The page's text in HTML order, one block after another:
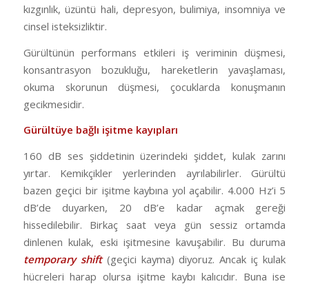
kızgınlık, üzüntü hali, depresyon, bulimiya, insomniya ve
cinsel isteksizliktir.
Gürültünün performans etkileri iş veriminin düşmesi,
konsantrasyon bozukluğu, hareketlerin yavaşlaması,
okuma skorunun düşmesi, çocuklarda konuşmanın
gecikmesidir.
Gürültüye bağlı işitme kayıpları
160 dB ses şiddetinin üzerindeki şiddet, kulak zarını
yırtar. Kemikçikler yerlerinden ayrılabilirler. Gürültü
bazen geçici bir işitme kaybına yol açabilir. 4.000 Hz’i 5
dB’de duyarken, 20 dB’e kadar açmak gereği
hissedilebilir. Birkaç saat veya gün sessiz ortamda
dinlenen kulak, eski işitmesine kavuşabilir. Bu duruma
temporary shift(geçici kayma) diyoruz. Ancak iç kulak
hücreleri harap olursa işitme kaybı kalıcıdır. Buna ise